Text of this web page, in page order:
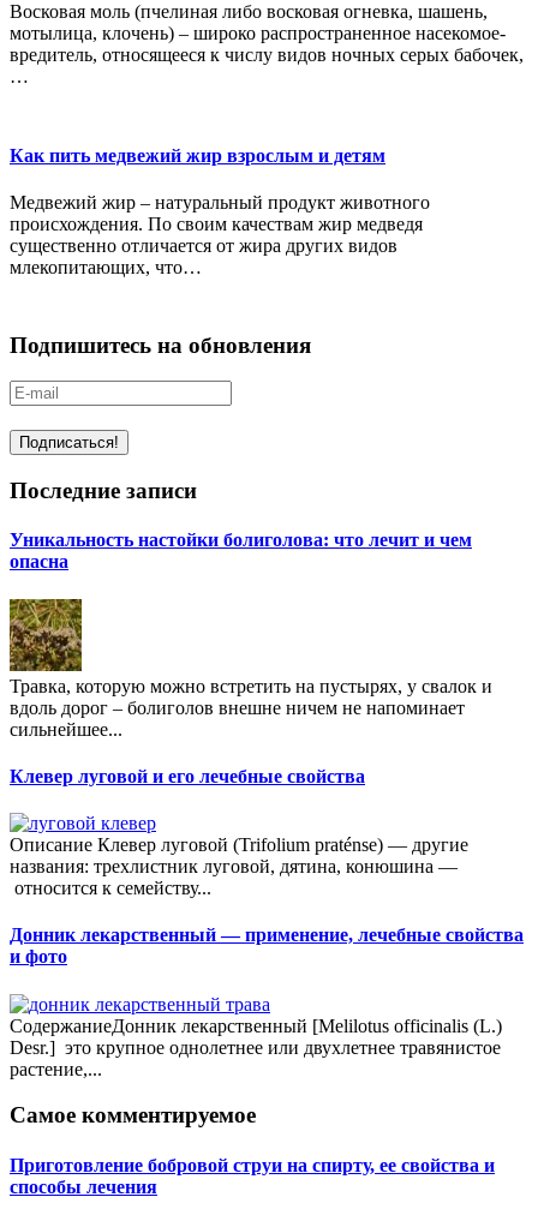
Восковая моль (пчелиная либо восковая огневка, шашень,
мотылица, клочень) – широко распространенное насекомое-
вредитель, относящееся к числу видов ночных серых бабочек,
…
Как пить медвежий жир взрослым и детям
Медвежий жир – натуральный продукт животного
происхождения. По своим качествам жир медведя
существенно отличается от жира других видов
млекопитающих, что…
Подпишитесь на обновления
Последние записи
Уникальность настойки болиголова: что лечит и чем
опасна
Травка, которую можно встретить на пустырях, у свалок и
вдоль дорог – болиголов внешне ничем не напоминает
сильнейшее...
Клевер луговой и его лечебные свойства
Описание Клевер луговой (Trifolium praténse) — другие
названия: трехлистник луговой, дятина, конюшина —
относится к семейству...
Донник лекарственный — применение, лечебные свойства
и фото
СодержаниеДонник лекарственный [Melilotus officinalis (L.)
Desr.] это крупное однолетнее или двухлетнее травянистое
растение,...
Самое комментируемое
Приготовление бобровой струи на спирту, ее свойства и
способы лечения